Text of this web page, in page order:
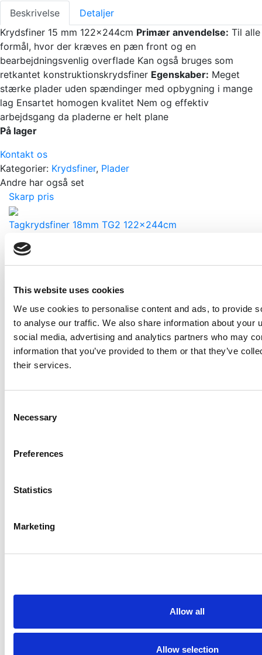
This website uses cookies
We use cookies to personalise content and ads, to provide
to analyse our traffic. We also share information about your
social media, advertising and analytics partners who may
information that you’ve provided to them or that they’ve
their services.
Selection
Necessary
Preferences
Statistics
Marketing
Allow all
Allow selection
Beskrivelse
Detaljer
Krydsfiner 15 mm 122x244cm Primær anvendelse: Til alle
formål, hvor der kræves en pæn front og en
bearbejdningsvenlig overflade Kan også bruges som
retkantet konstruktionskrydsfiner Egenskaber: Meget
stærke plader uden spændinger med opbygning i mange
lag Ensartet homogen kvalitet Nem og effektiv
arbejdsgang da pladerne er helt plane
På lager
Kontakt os
Kategorier: Krydsfiner, Plader
Andre har også set
Skarp pris
Tagkrydsfiner 18mm TG2 122x244cm
KR499,00
OSB3 TG2 12mm 122x244cm
Pr./Pl.
189,00 KR
449,00
Skarp pris
KR
KR329,00
Kontakt os. Vi er altid klar med et godt tilbud